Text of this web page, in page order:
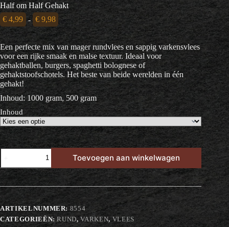
Half om Half Gehakt
€ 4,99 - €9,98
Prijsklasse:
€ 4,99
tot
€ 9,98
Een perfecte mix van mager rundvlees en sappig varkensvlees
voor een rijke smaak en malse textuur. Ideaal voor
gehaktballen, burgers, spaghetti bolognese of
gehaktstoofschotels. Het beste van beide werelden in één
gehakt!
Inhoud: 1000 gram, 500 gram
Inhoud
Half
Half
Gehakt
aantal
Toevoegen aan winkelwagen
ARTIKELNUMMER:8554
CATEGORIEËN:RUND,VARKEN,VLEES